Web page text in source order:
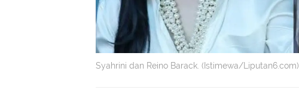
Syahrini dan Reino Barack. (Istimewa/Liputan6.com)